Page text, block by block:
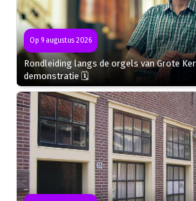
Op 9 augustus 2026
Rondleiding langs de orgels van Grote
demonstratie 🗓